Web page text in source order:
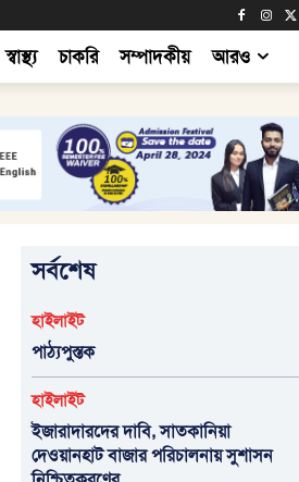
স্বাস্থ্য চাকরি সম্পাদকীয় আরও
সর্বশেষ
হাইলাইট
পাঠ্যপুস্তক
হাইলাইট
ইজারাদারদের দাবি, সাতকানিয়া
দেওয়ানহাট বাজার পরিচালনায় সুশাসন